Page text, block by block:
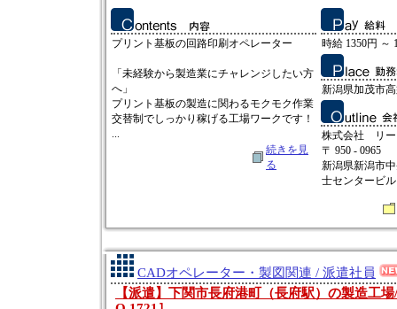
プリント基板の回路印刷オペレーター
「未経験から製造業にチャレンジしたい方
へ」
プリント基板の製造に関わるモクモク作業
交替制でしっかり稼げる工場ワークです！
...
続きを見
る
時給 1350円 ～
新潟県加茂市
株式会社 リー
〒 950 - 0965
新潟県新潟市
士センタービ
CADオペレーター・製図関連 / 派遣社員
【派遣】下関市長府港町（長府駅）の製造工